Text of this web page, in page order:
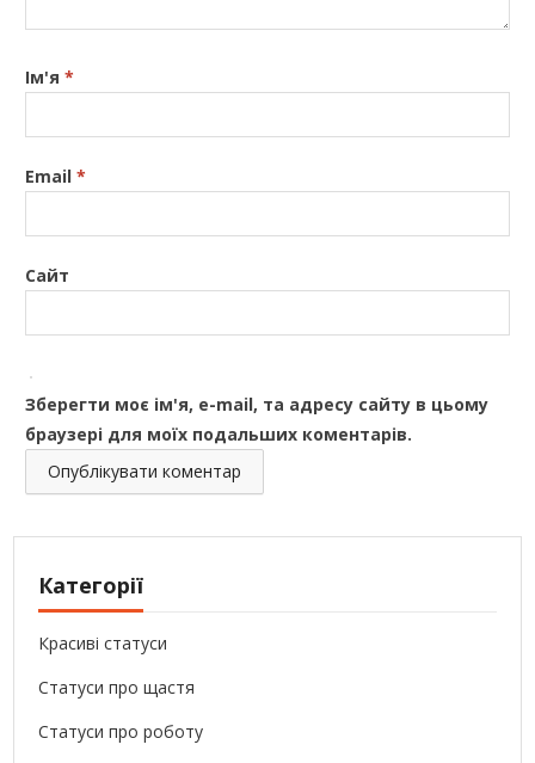
Ім'я*
Email*
Сайт
Зберегти моє ім'я, e-mail, та адресу сайту в цьому
браузері для моїх подальших коментарів.
Категорії
Красиві статуси
Статуси про щастя
Статуси про роботу